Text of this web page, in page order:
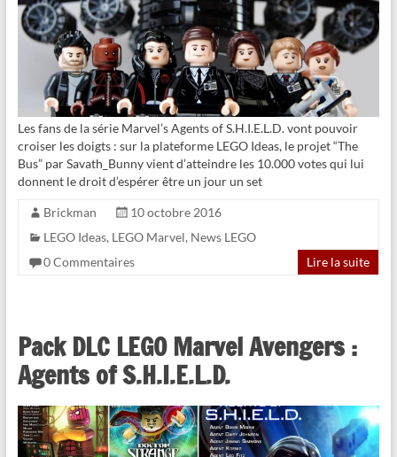
Les fans de la série Marvel’s Agents of S.H.I.E.L.D. vont pouvoir
croiser les doigts : sur la plateforme LEGO Ideas, le projet “The
Bus” par Savath_Bunny vient d’atteindre les 10.000 votes qui lui
donnent le droit d’espérer être un jour un set
Brickman
10 octobre 2016
LEGO Ideas, LEGO Marvel, News LEGO
0 Commentaires
Lire la suite
Pack DLC LEGO Marvel Avengers :
Agents of S.H.I.E.L.D.